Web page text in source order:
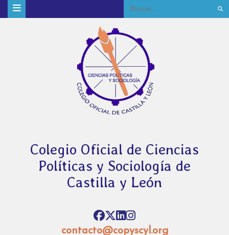
Colegio Oficial de Ciencias
Políticas y Sociología de
Castilla y León
contacto@copyscyl.org